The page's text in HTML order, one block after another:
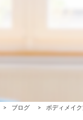
> ブログ > ボディメイ